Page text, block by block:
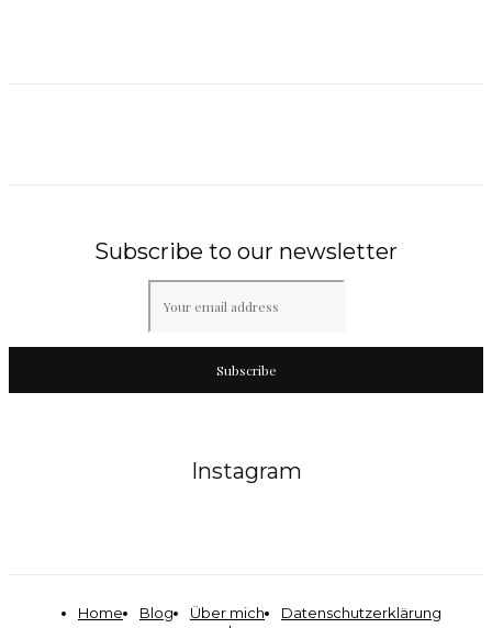
Subscribe to our newsletter
Subscribe
Instagram
Home Blog Über mich
Datenschutzerklärung